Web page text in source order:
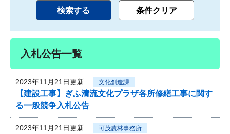
入札公告一覧
2023年11月21日更新 文化創造課
【建設工事】ぎふ清流文化プラザ各所修繕工事に関す
る一般競争入札公告
2023年11月21日更新 可茂農林事務所